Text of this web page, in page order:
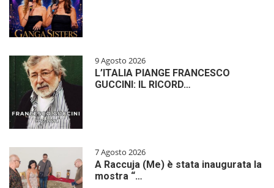
9 Agosto 2026
L’ITALIA PIANGE FRANCESCO
GUCCINI: IL RICORD…
7 Agosto 2026
A Raccuja (Me) è stata inaugurata la
mostra “…